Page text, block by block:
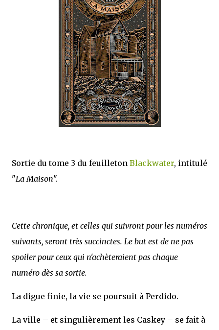
mettre sous tous les yeux. C'est cela...
Sortie du tome 3 du feuilleton Blackwater, intitulé
"La Maison".
Cette chronique, et celles qui suivront pour les numéros
suivants, seront très succinctes. Le but est de ne pas
spoiler pour ceux qui n'achèteraient pas chaque
numéro dès sa sortie.
La digue finie, la vie se poursuit à Perdido.
La ville – et singulièrement les Caskey – se fait à